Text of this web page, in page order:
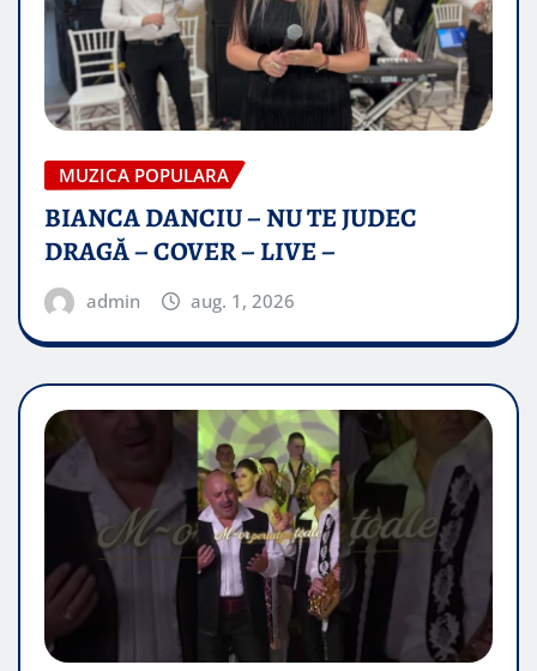
MUZICA POPULARA
BIANCA DANCIU – NU TE JUDEC
DRAGĂ – COVER – LIVE –
admin aug. 1, 2026